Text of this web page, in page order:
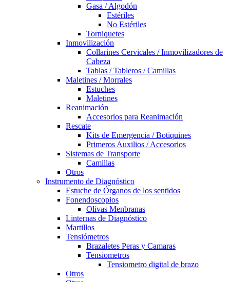
Gasa / Algodón
Estériles
No Estériles
Torniquetes
Inmovilización
Collarines Cervicales / Inmovilizadores de
Cabeza
Tablas / Tableros / Camillas
Maletines / Morrales
Estuches
Maletines
Reanimación
Accesorios para Reanimación
Rescate
Kits de Emergencia / Botiquines
Primeros Auxilios / Accesorios
Sistemas de Transporte
Camillas
Otros
Instrumento de Diagnóstico
Estuche de Órganos de los sentidos
Fonendoscopios
Olivas Menbranas
Linternas de Diagnóstico
Martillos
Tensiómetros
Brazaletes Peras y Camaras
Tensiometros
Tensiometro digital de brazo
Otros